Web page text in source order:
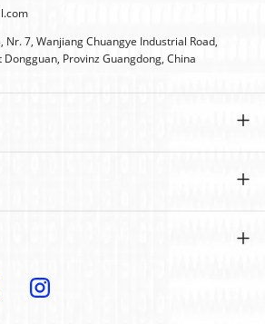
Nr. 7, Wanjiang Chuangye Industrial Road,
Provinz Guangdong, China